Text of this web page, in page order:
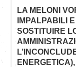
LA MELONI
IMPALPABILI
SOSTITUIRE